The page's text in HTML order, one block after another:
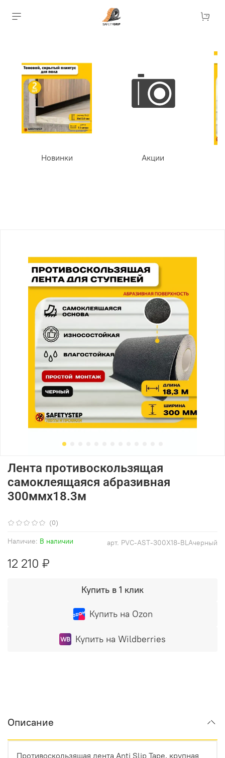
Новинки Акции
(0)
арт. PVC-AST-300X18-BLAчерный
Наличие: В наличии
Лента противоскользящая
самоклеящаяся абразивная
300ммх18.3м
12 210 ₽
Купить в 1 клик
Купить на Ozon
Купить на Wildberries
Описание
Противоскользящая лента Anti Slip Tape, крупная